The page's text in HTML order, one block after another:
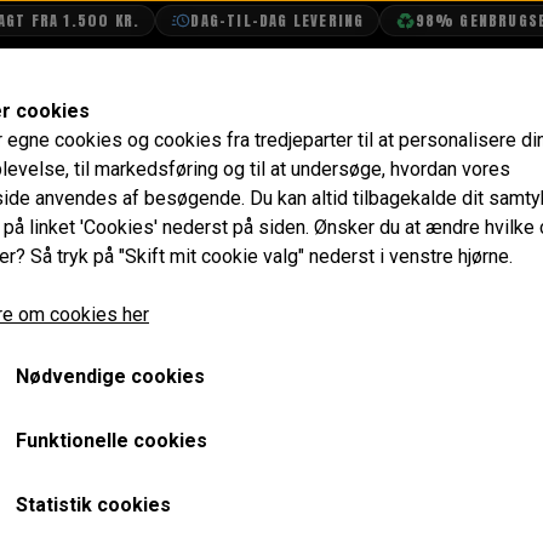
FRA 1.500 KR. DAG-TIL-DAG LEVERING 98%
Gul Clubman - RetroSpeed
Krus Gul Clubman -
Varenummer: KGULCLUBMAN
RetroSpeed Krus - perfekt til værkstedet eller som gave
Forventet leveringstid:
−
cookies
egne cookies og cookies fra tredjeparter til at personalisere
til markedsføring og til at undersøge, hvordan vores
anvendes af besøgende. Du kan altid tilbagekalde dit
linket 'Cookies' nederst på siden. Ønsker du at ændre hvilke
Så tryk på "Skift mit cookie valg" nederst i venstre hjørne.
om cookies her
Nødvendige cookies
Funktionelle cookies
Statistik cookies